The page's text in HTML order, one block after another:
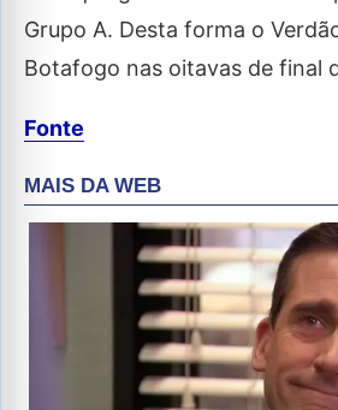
Grupo A. Desta forma o
Botafogo nas oitavas de final
Fonte